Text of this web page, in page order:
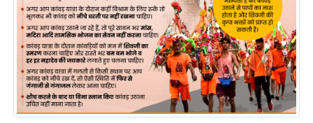
ग
त
बॉ
ली
वु
ड